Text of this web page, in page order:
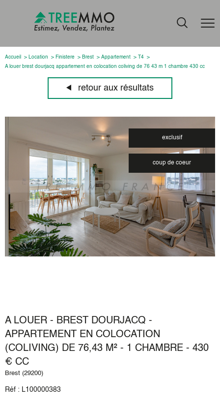
Accueil Location Finistere Brest Appartement
T4
A louer brest dourjacq appartement en colocation coliving de 76 43 m 1 chambre 430 cc
retour aux résultats
exclusif
coup de coeur
A LOUER - BREST DOURJACQ -
APPARTEMENT EN COLOCATION
(COLIVING) DE 76,43 M² - 1 CHAMBRE - 430
€ CC
Brest (29200)
Réf : L100000383